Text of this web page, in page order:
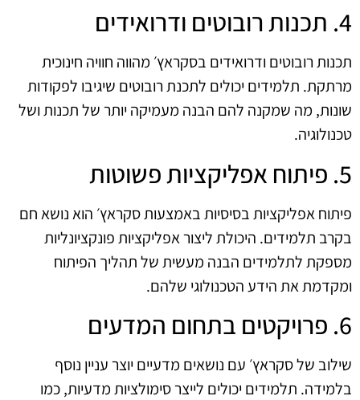
4. תכנות רובוטים ודרואידים
תכנות רובוטים ודרואידים בסקראץ׳ מהווה חוויה חינוכית
מרתקת. תלמידים יכולים לתכנת רובוטים שיגיבו לפקודות
שונות, מה שמקנה להם הבנה מעמיקה יותר של תכנות ושל
טכנולוגיה.
5. פיתוח אפליקציות פשוטות
פיתוח אפליקציות בסיסיות באמצעות סקראץ׳ הוא נושא חם
בקרב תלמידים. היכולת ליצור אפליקציות פונקציונליות
מספקת לתלמידים הבנה מעשית של תהליך הפיתוח
ומקדמת את הידע הטכנולוגי שלהם.
6. פרויקטים בתחום המדעים
שילוב של סקראץ׳ עם נושאים מדעיים יוצר עניין נוסף
בלמידה. תלמידים יכולים לייצר סימולציות מדעיות, כמו